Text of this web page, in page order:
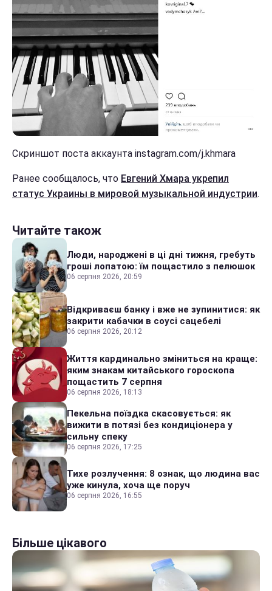
Скриншот поста аккаунта instagram.com/j.khmara
Ранее сообщалось, что Евгений Хмара укрепил
статус Украины в мировой музыкальной индустрии.
Читайте також
Люди, народжені в ці дні тижня, гребуть
гроші лопатою: їм пощастило з пелюшок
06 серпня 2026, 20:59
Відкриваєш банку і вже не зупинитися: як
закрити кабачки в соусі сацебелі
06 серпня 2026, 20:12
Життя кардинально зміниться на краще:
яким знакам китайського гороскопа
пощастить 7 серпня
06 серпня 2026, 18:13
Пекельна поїздка скасовується: як
вижити в потязі без кондиціонера у
сильну спеку
06 серпня 2026, 17:25
Тихе розлучення: 8 ознак, що людина вас
уже кинула, хоча ще поруч
06 серпня 2026, 16:55
Більше цікавого